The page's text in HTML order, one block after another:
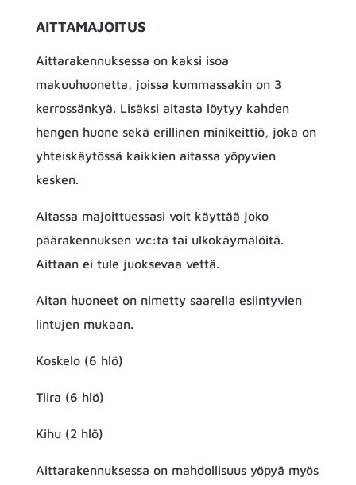
AITTAMAJOITUS
Aittarakennuksessa on kaksi isoa
makuuhuonetta, joissa kummassakin on 3
kerrossänkyä. Lisäksi aitasta löytyy kahden
hengen huone sekä erillinen minikeittiö, joka on
yhteiskäytössä kaikkien aitassa yöpyvien
kesken.
Aitassa majoittuessasi voit käyttää joko
päärakennuksen wc:tä tai ulkokäymälöitä.
Aittaan ei tule juoksevaa vettä.
Aitan huoneet on nimetty saarella esiintyvien
lintujen mukaan.
Koskelo (6 hlö)
Tiira (6 hlö)
Kihu (2 hlö)
Aittarakennuksessa on mahdollisuus yöpyä myös